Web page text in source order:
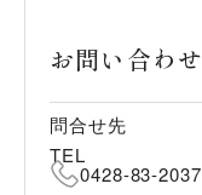
お問い合わせ
問合せ先
TEL
0428-83-2037